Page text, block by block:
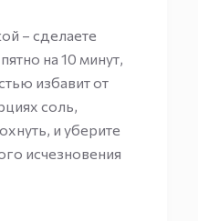
– сделаете
на 10 минут,
избавит от
соль,
и уберите
исчезновения